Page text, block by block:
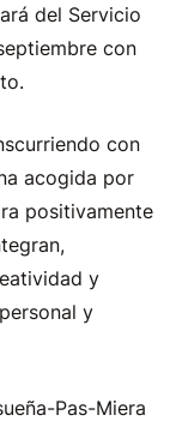
del Servicio
con
con
acogida por
positivamente
y
y
Pas-Miera